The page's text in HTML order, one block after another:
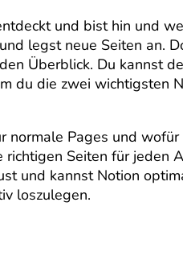
und bist hin und
legst neue Seiten an.
Überblick. Du kannst
du die zwei wichtigsten
normale Pages und
Seiten für jeden
und kannst Notion
loszulegen.